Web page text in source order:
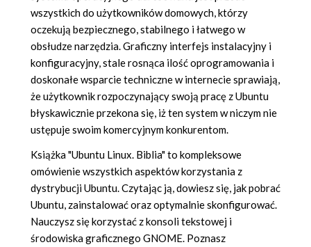
wszystkich do użytkowników domowych, którzy
oczekują bezpiecznego, stabilnego i łatwego w
obsłudze narzędzia. Graficzny interfejs instalacyjny i
konfiguracyjny, stale rosnąca ilość oprogramowania i
doskonałe wsparcie techniczne w internecie sprawiają,
że użytkownik rozpoczynający swoją pracę z Ubuntu
błyskawicznie przekona się, iż ten system w niczym nie
ustępuje swoim komercyjnym konkurentom.
Książka "Ubuntu Linux. Biblia" to kompleksowe
omówienie wszystkich aspektów korzystania z
dystrybucji Ubuntu. Czytając ją, dowiesz się, jak pobrać
Ubuntu, zainstalować oraz optymalnie skonfigurować.
Nauczysz się korzystać z konsoli tekstowej i
środowiska graficznego GNOME. Poznasz